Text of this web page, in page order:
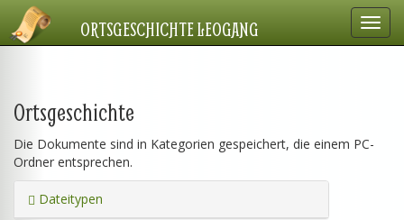
ORTSGESCHICHTE LEOGANG
Ortsgeschichte
Die Dokumente sind in Kategorien gespeichert, die einem PC-
Ordner entsprechen.
Dateitypen